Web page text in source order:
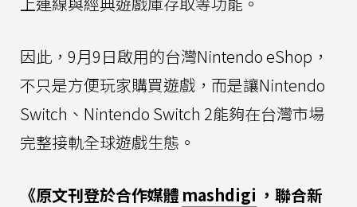
因此，9月9日啟用的台灣Nintendo eShop，
不只是方便玩家購買遊戲，而是讓Nintendo
Switch、Nintendo Switch 2能夠在台灣市場
完整接軌全球遊戲生態。
《原文刊登於合作媒體 mashdigi ，聯合新